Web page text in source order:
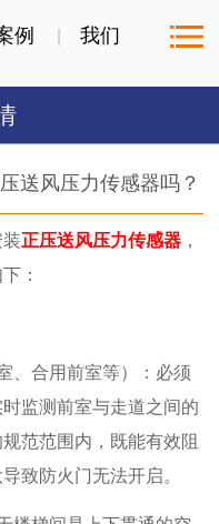
例 我们
送风压力传感器吗？
正压送风压力传感器 ，
：
、合用前室等）：必须
监测前室与走道之间的
范范围内，既能有效阻
致防火门无法开启。